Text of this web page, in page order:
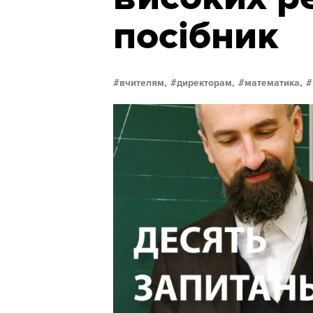
посібник
вчителям, директорам, математика,